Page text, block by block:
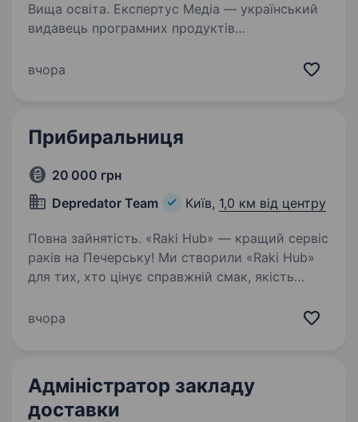
Вища освіта. Експертус Медіа — український
видавець програмних продуктів
інформаційна підтримка професіоналів у
вчора
Прибиральниця
20 000 грн
Depredator Team
Київ, 1,0 км від центру
Повна зайнятість. «Raki Hub» — кращий сервіс
раків на Печерську! Ми створили «Raki Hub»
для тих, хто цінує справжній смак, якість
раків за авторськими рецептами,
вчора
Адміністратор закладу
доставки